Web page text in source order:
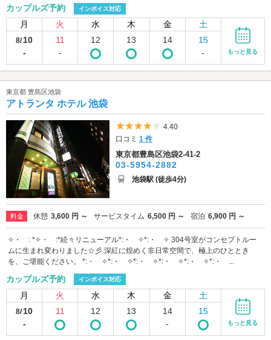
カップルズ予約 インボイス対応
月 火 水 木 金 土
8/ 10
-
11
-
12 13 14
15
-
もっと見る
東京都 豊島区池袋
アトランタ ホテル 池袋
5つ星のうち4
4.40
口コミ1 件
東京都豊島区池袋2-41-2
03-5954-2882
池袋駅 (徒歩4分)
料金 休憩 3,600 円 ～ サービスタイム 6,500 円 ～ 宿泊 6,900 円 ～
✧・゚: *✧・゚:*続々リニューアル*:・゚✧*:・゚✧ 304号室がコンセプトルー
ムに生まれ変わりました☆彡 深紅に煌めく非日常空間で、極上のひととき
を、ご堪能ください。 *:・゚✧*:・゚✧*:・゚✧*:・゚✧*:・゚✧*:・゚...
カップルズ予約 インボイス対応
月 火 水 木 金 土
8/ 10
-
11 12 13
14
-
15
もっと見る